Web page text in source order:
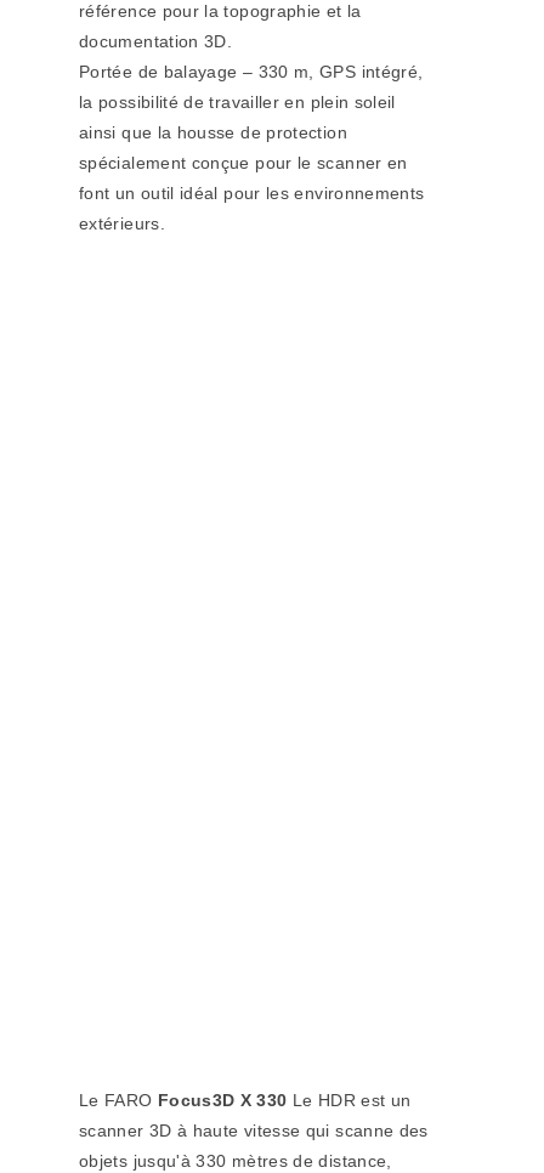
référence pour la topographie et la
documentation 3D.
Portée de balayage – 330 m, GPS intégré,
la possibilité de travailler en plein soleil
ainsi que la housse de protection
spécialement conçue pour le scanner en
font un outil idéal pour les environnements
extérieurs.
Le FARO Focus3D X 330 Le HDR est un
scanner 3D à haute vitesse qui scanne des
objets jusqu'à 330 mètres de distance,